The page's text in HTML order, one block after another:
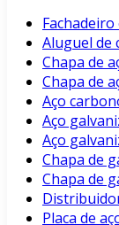
Aluguel de
Chapa de
Chapa de
Aço
Aço
Aço
Chapa de
Chapa de
Placa de